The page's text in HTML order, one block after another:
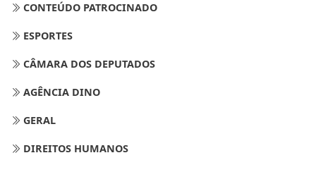
CONTEÚDO PATROCINADO
ESPORTES
CÂMARA DOS DEPUTADOS
AGÊNCIA DINO
GERAL
DIREITOS HUMANOS